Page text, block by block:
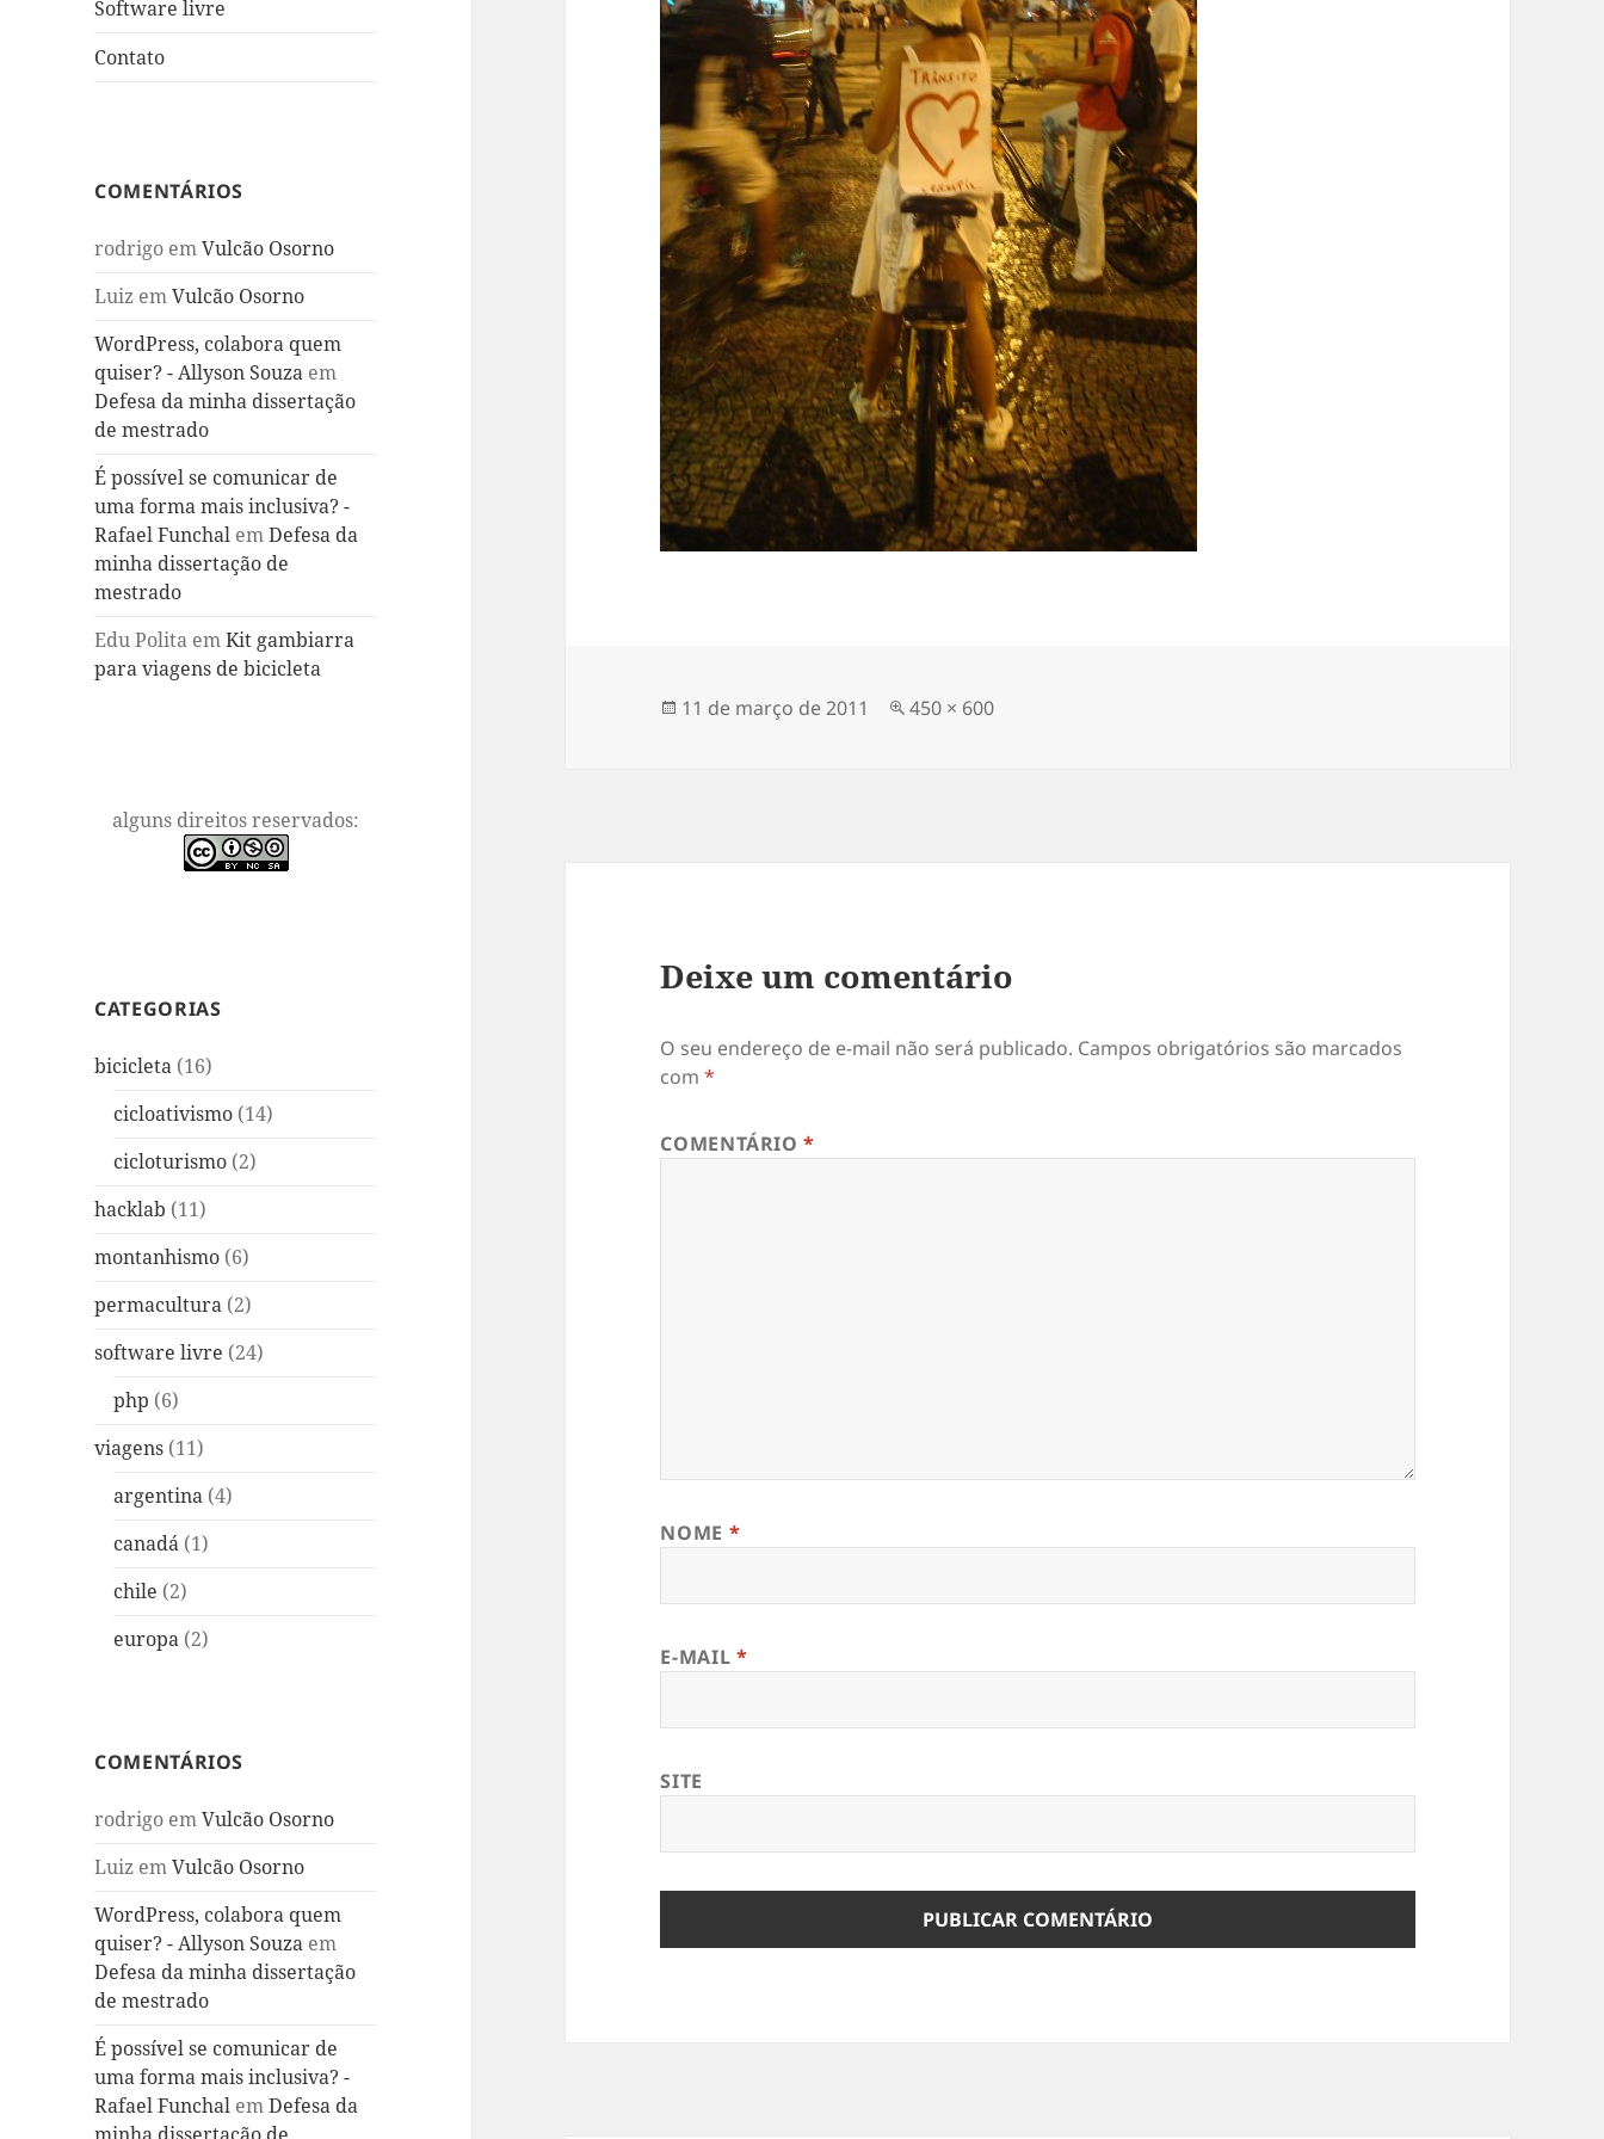
Software livre
Contato
COMENTÁRIOS
rodrigo emVulcão Osorno
Luiz emVulcão Osorno
WordPress, colabora quem
quiser? - Allyson Souza em
Defesa da minha dissertação
de mestrado
É possível se comunicar de
uma forma mais inclusiva? -
Rafael Funchal emDefesa da
minha dissertação de
mestrado
Edu Polita emKit gambiarra
para viagens de bicicleta
alguns direitos reservados:
CATEGORIAS
bicicleta (16)
cicloativismo (14)
cicloturismo (2)
hacklab (11)
montanhismo (6)
permacultura (2)
software livre (24)
php (6)
viagens (11)
argentina (4)
canadá (1)
chile (2)
europa (2)
COMENTÁRIOS
rodrigo emVulcão Osorno
Luiz emVulcão Osorno
WordPress, colabora quem
quiser? - Allyson Souza em
Defesa da minha dissertação
de mestrado
É possível se comunicar de
uma forma mais inclusiva? -
Rafael Funchal emDefesa da
Publicado
11 de março de 2011
Tamanho
450 × 600
Deixe um comentário
O seu endereço de e-mail não será publicado. Campos obrigatórios são marcados
com*
COMENTÁRIO*
NOME *
E-MAIL *
SITE